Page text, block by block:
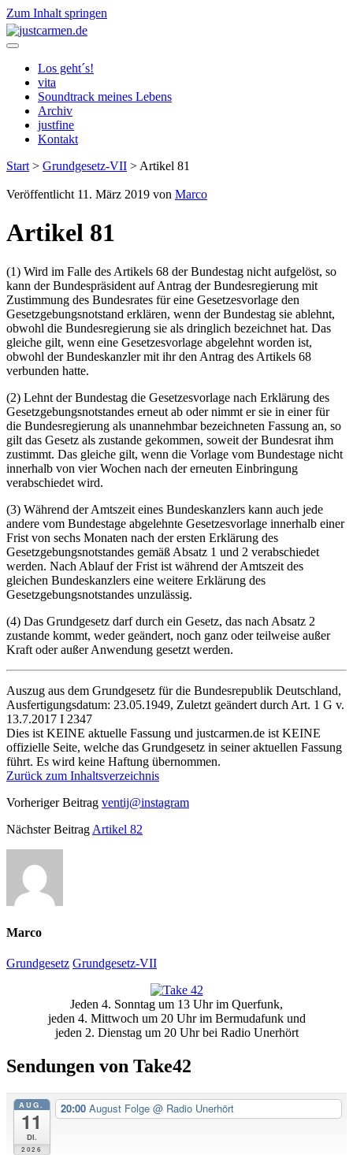
Zum Inhalt springen
justcarmen.de
Los geht´s!
vita
Soundtrack meines Lebens
Archiv
justfine
Kontakt
Start > Grundgesetz-VII > Artikel 81
Veröffentlicht 11. März 2019 von Marco
Artikel 81
(1) Wird im Falle des Artikels 68 der Bundestag nicht aufgelöst, so
kann der Bundespräsident auf Antrag der Bundesregierung mit
Zustimmung des Bundesrates für eine Gesetzesvorlage den
Gesetzgebungsnotstand erklären, wenn der Bundestag sie ablehnt,
obwohl die Bundesregierung sie als dringlich bezeichnet hat. Das
gleiche gilt, wenn eine Gesetzesvorlage abgelehnt worden ist,
obwohl der Bundeskanzler mit ihr den Antrag des Artikels 68
verbunden hatte.
(2) Lehnt der Bundestag die Gesetzesvorlage nach Erklärung des
Gesetzgebungsnotstandes erneut ab oder nimmt er sie in einer für
die Bundesregierung als unannehmbar bezeichneten Fassung an, so
gilt das Gesetz als zustande gekommen, soweit der Bundesrat ihm
zustimmt. Das gleiche gilt, wenn die Vorlage vom Bundestage nicht
innerhalb von vier Wochen nach der erneuten Einbringung
verabschiedet wird.
(3) Während der Amtszeit eines Bundeskanzlers kann auch jede
andere vom Bundestage abgelehnte Gesetzesvorlage innerhalb einer
Frist von sechs Monaten nach der ersten Erklärung des
Gesetzgebungsnotstandes gemäß Absatz 1 und 2 verabschiedet
werden. Nach Ablauf der Frist ist während der Amtszeit des
gleichen Bundeskanzlers eine weitere Erklärung des
Gesetzgebungsnotstandes unzulässig.
(4) Das Grundgesetz darf durch ein Gesetz, das nach Absatz 2
zustande kommt, weder geändert, noch ganz oder teilweise außer
Kraft oder außer Anwendung gesetzt werden.
Auszug aus dem Grundgesetz für die Bundesrepublik Deutschland,
Ausfertigungsdatum: 23.05.1949, Zuletzt geändert durch Art. 1 G v.
13.7.2017 I 2347
Dies ist KEINE aktuelle Fassung und justcarmen.de ist KEINE
offizielle Seite, welche das Grundgesetz in seiner aktuellen Fassung
führt. Es wird keine Haftung übernommen.
Zurück zum Inhaltsverzeichnis
Vorheriger Beitrag ventij@instagram
Nächster Beitrag Artikel 82
Marco
Grundgesetz Grundgesetz-VII
SeitenleisteJeden 4. Sonntag um 13 Uhr im Querfunk,
jeden 4. Mittwoch um 20 Uhr im Bermudafunk und
jeden 2. Dienstag um 20 Uhr bei Radio Unerhört
Sendungen von Take42
AUG.
11
Di.
2026
20:00 August Folge @ Radio Unerhört